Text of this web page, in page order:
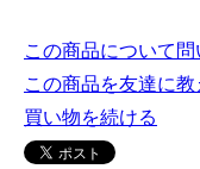
この商品について問
この商品を友達に教
買い物を続ける